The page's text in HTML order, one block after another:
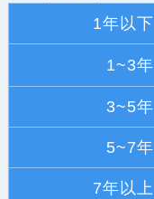
1年以下
1~3年
3~5年
5~7年
7年以上